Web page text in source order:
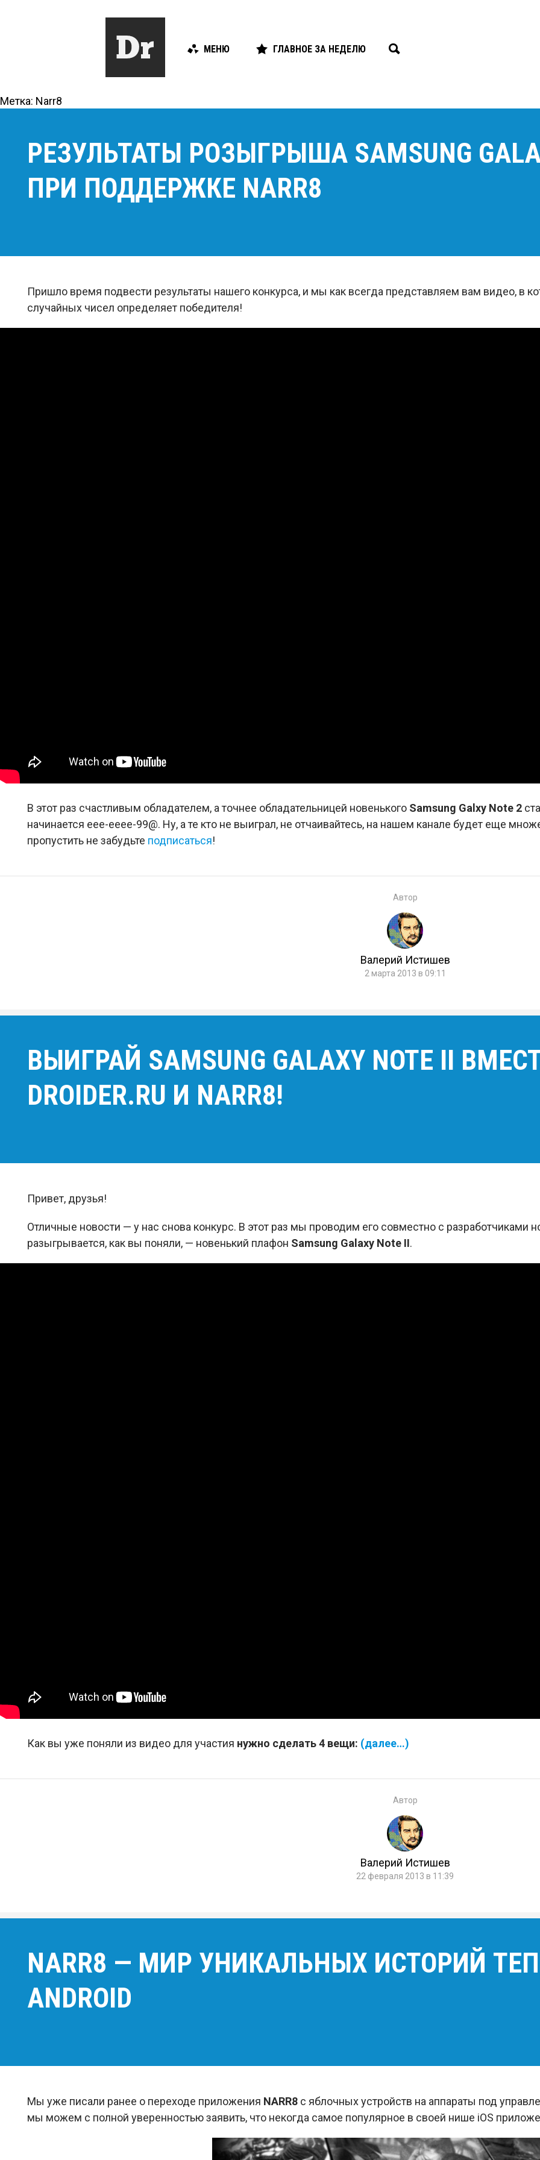
МЕНЮ ГЛАВНОЕ ЗА НЕДЕЛЮ
Метка: Narr8
РЕЗУЛЬТАТЫ РОЗЫГРЫША SAMSUNG
ПРИ ПОДДЕРЖКЕ NARR8
Пришло время подвести результаты нашего конкурса, и мы как всегда представляем вам видео, в
случайных чисел определяет победителя!
В этот раз счастливым обладателем, а точнее обладательницей новенького Samsung Galxy Note 2
начинается eee-eeee-99@. Ну, а те кто не выиграл, не отчаивайтесь, на нашем канале будет еще
пропустить не забудьте подписаться!
Автор
Валерий Истишев
2 марта 2013 в 09:11
ВЫИГРАЙ SAMSUNG GALAXY NOTE II
DROIDER.RU И NARR8!
Привет, друзья!
Отличные новости — у нас снова конкурс. В этот раз мы проводим его совместно с разработчиками
разыгрывается, как вы поняли, — новенький плафон Samsung Galaxy Note II.
Как вы уже поняли из видео для участия нужно сделать 4 вещи: (далее…)
Автор
Валерий Истишев
22 февраля 2013 в 11:39
NARR8 — МИР УНИКАЛЬНЫХ ИСТОРИЙ
ANDROID
Мы уже писали ранее о переходе приложения NARR8 с яблочных устройств на аппараты под
мы можем с полной уверенностью заявить, что некогда самое популярное в своей нише iOS